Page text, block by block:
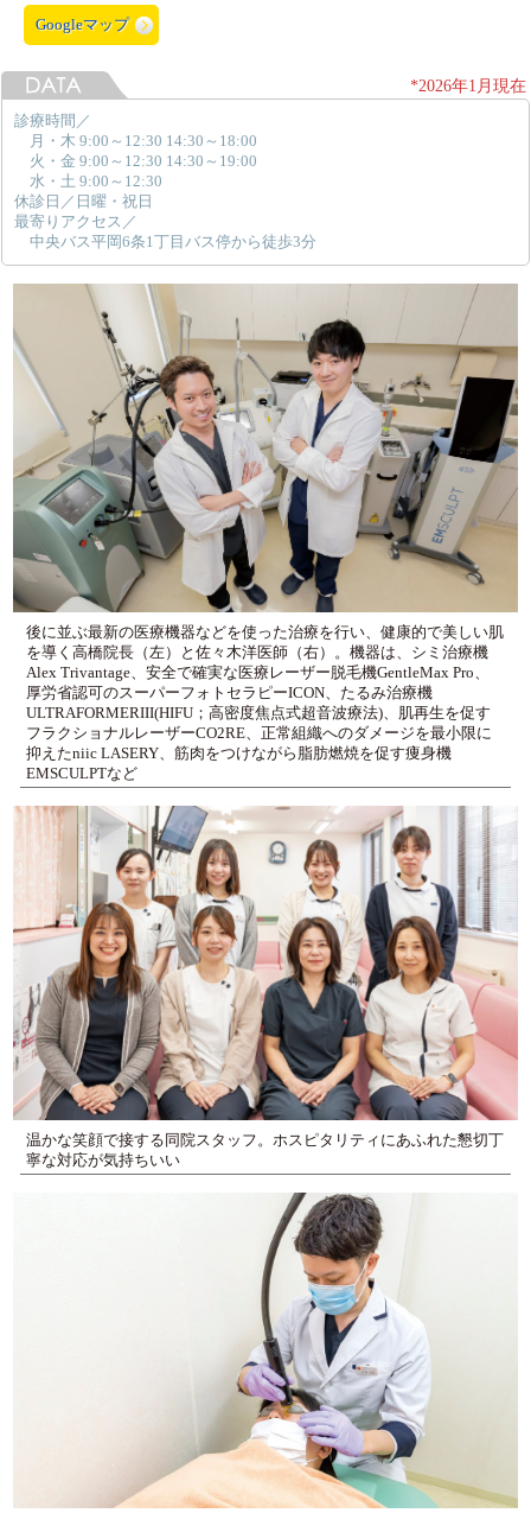
Googleマップ
*2026年1月現在
診療時間／
月・木 9:00～12:30 14:30～18:00
火・金 9:00～12:30 14:30～19:00
水・土 9:00～12:30
休診日／日曜・祝日
最寄りアクセス／
中央バス平岡6条1丁目バス停から徒歩3分
後に並ぶ最新の医療機器などを使った治療を行い、健康的で美しい肌
を導く高橋院長（左）と佐々木洋医師（右）。機器は、シミ治療機
Alex Trivantage、安全で確実な医療レーザー脱毛機GentleMax Pro、
厚労省認可のスーパーフォトセラピーICON、たるみ治療機
ULTRAFORMERIII(HIFU；高密度焦点式超音波療法)、肌再生を促す
フラクショナルレーザーCO2RE、正常組織へのダメージを最小限に
抑えたniic LASERY、筋肉をつけながら脂肪燃焼を促す痩身機
EMSCULPTなど
温かな笑顔で接する同院スタッフ。ホスピタリティにあふれた懇切丁
寧な対応が気持ちいい